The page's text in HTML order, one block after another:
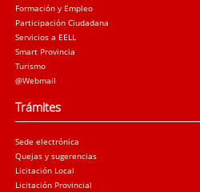
Formación y Empleo
Participación Ciudadana
Servicios a EELL
Smart Provincia
Turismo
@Webmail
Trámites
Sede electrónica
Quejas y sugerencias
Licitación Local
Licitación Provincial